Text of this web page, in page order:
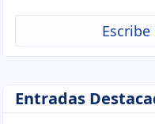
Entradas